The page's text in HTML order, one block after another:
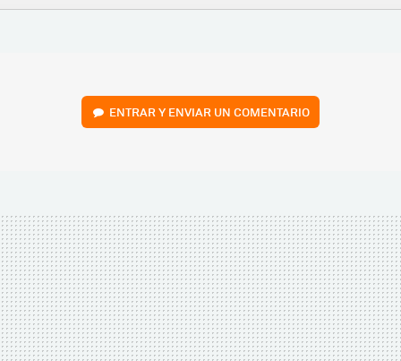
FACEBOOK
TWITTERFLIPBOARD
E-
WHATSAPP
ENTRAR Y ENVIAR UN COMENTARIO